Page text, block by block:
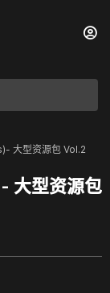
大型资源包 Vol.2
大型资源包